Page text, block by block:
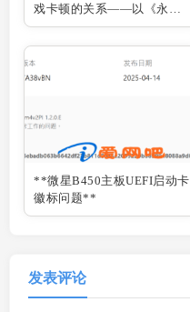
戏卡顿的关系——以《永劫
无间》为例**
**微星B450主板UEFI启动卡
徽标问题**
发表评论